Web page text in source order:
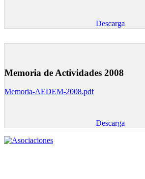
Descarga
Memoria de Actividades 2008
Memoria-AEDEM-2008.pdf
Descarga